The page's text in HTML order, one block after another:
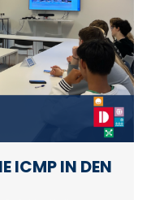
ICMP IN DEN